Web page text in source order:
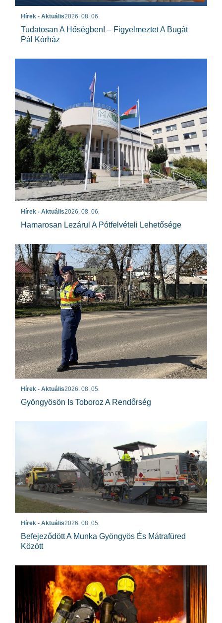
Hírek - Aktuális2026. 08. 06.
Tudatosan A Hőségben! – Figyelmeztet A Bugát
Pál Kórház
Hírek - Aktuális2026. 08. 06.
Hamarosan Lezárul A Pótfelvételi Lehetősége
Hírek - Aktuális2026. 08. 05.
Gyöngyösön Is Toboroz A Rendőrség
Hírek - Aktuális2026. 08. 05.
Befejeződött A Munka Gyöngyös És Mátrafüred
Között